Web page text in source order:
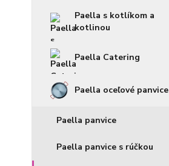
Paella s kotlíkom a
kotlinou
Paella Catering
Paella oceľové panvice
Paella panvice
Paella panvice s rúčkou